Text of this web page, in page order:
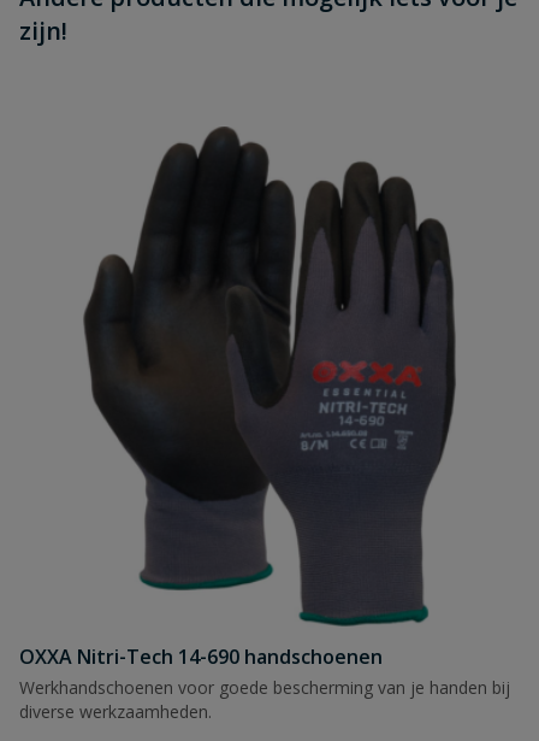
zijn!
OXXA Nitri-Tech 14-690 handschoenen
Werkhandschoenen voor goede bescherming van je handen bij
diverse werkzaamheden.